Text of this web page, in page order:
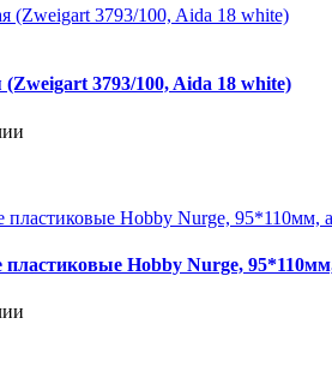
3793/100, Aida 18 white)
Hobby Nurge, 95*110мм,